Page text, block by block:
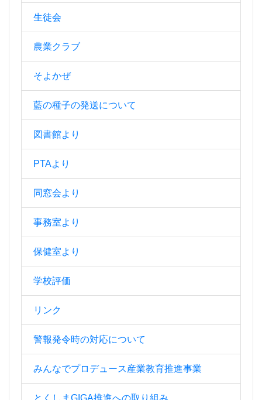
生徒会
農業クラブ
そよかぜ
藍の種子の発送について
図書館より
PTAより
同窓会より
事務室より
保健室より
学校評価
リンク
警報発令時の対応について
みんなでプロデュース産業教育推進事業
とくしまGIGA推進への取り組み